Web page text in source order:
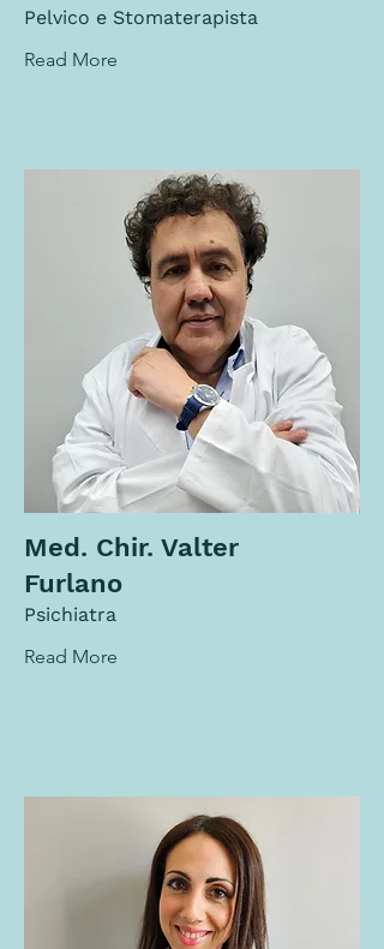
Pelvico e Stomaterapista
Read More
Med. Chir. Valter
Furlano
Psichiatra
Read More